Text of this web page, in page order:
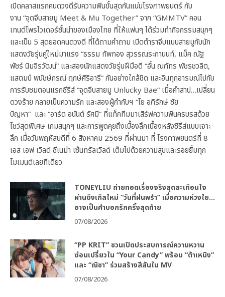
เปิดคลาสแรกคนดวงดีรับความฟินขั้นสุดกันแน่นโรงภาพยนตร์ กับ
งาน “จุดจีบสายมู Meet & Mu Together” จาก “GMMTV” คอน
เทนต์โพรไวเดอร์ชั้นนำของเมืองไทย ที่ให้แฟนๆ ได้ร่วมทำกิจกรรมสนุกๆ
และเป็น 5 สุดยอดคนดวงดี ที่ได้ถามคำถาม เปิดตำราจีบแบบสายมูกับนัก
แสดงวัยรุ่นคู่ใหม่มาแรง “ธรรม ทัพทอง สุวรรณระกานนท์, แม็ค ณัฐ
พัชร์ นิมจิรวัฒน์” และสองนักแสดงวัยรุ่นฝีมือดี “อั๋น ณภัทร พัชรชวลิต,
แสตมป์ พนัชษ์กรณ์ ฤกษ์ศิริอารี” กันอย่างใกล้ชิด และอินทุกอารมณ์ไปกับ
การรับชมตอนแรกซีรีส์ “จุดจีบสายมู Unlucky Bae” เมื่อคำสาป…เปลี่ยน
ดวงร้าย กลายเป็นความรัก และสองผู้กำกับฯ “โย อภิรักษ์ ชัย
ปัญหา” และ “อาร์ต อนันต์ รัศมี” ที่แท็กทีมมาเสิร์ฟความฟินครบรสด้วย
โชว์สุดพิเศษ เกมสนุกๆ และการพูดคุยถึงเบื้องลึกเบื้องหลังซีรีส์แบบเจาะ
ลึก เมื่อวันพฤหัสบดีที่ 6 สิงหาคม 2569 ที่ผ่านมา ที่ โรงภาพยนตร์ที่ 8
เอส เอฟ เวิลด์ ซีเนม่า เซ็นทรัลเวิลด์ เต็มไปด้วยความสุขและรอยยิ้มทุก
โมเมนต์เลยทีเดียว
TONEYLIU ถ่ายทอดเรื่องจริงสุดสะเทือนใจ
ผ่านซิงเกิลใหม่ “วันที่ฝนพรำ” เมื่อความห่วงใย…
อาจเป็นคำบอกรักครั้งสุดท้าย
07/08/2026
“PP KRIT” ชวนเปิดประสบการณ์ความหวาน
ซ่อนเปรี้ยวใน “Your Candy” พร้อม “ต้าเหนิง”
และ “ณิชา” ร่วมสร้างสีสันใน MV
07/08/2026